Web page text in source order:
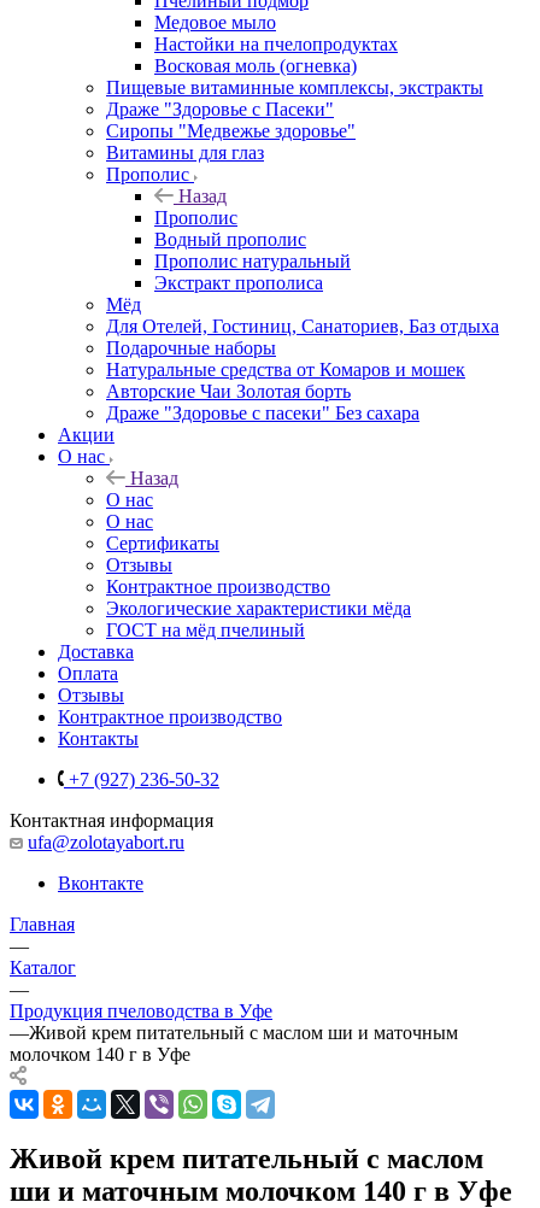
Медовое мыло
Настойки на пчелопродуктах
Восковая моль (огневка)
Пищевые витаминные комплексы, экстракты
Драже "Здоровье с Пасеки"
Сиропы "Медвежье здоровье"
Витамины для глаз
Прополис
Назад
Прополис
Водный прополис
Прополис натуральный
Экстракт прополиса
Мёд
Для Отелей, Гостиниц, Санаториев, Баз отдыха
Подарочные наборы
Натуральные средства от Комаров и мошек
Авторские Чаи Золотая борть
Драже "Здоровье с пасеки" Без сахара
Акции
О нас
Назад
О нас
О нас
Сертификаты
Отзывы
Контрактное производство
Экологические характеристики мёда
ГОСТ на мёд пчелиный
Доставка
Оплата
Отзывы
Контрактное производство
Контакты
+7 (927) 236-50-32
Контактная информация
ufa@zolotayabort.ru
Вконтакте
Главная
—
Каталог
—
Продукция пчеловодства в Уфе
—Живой крем питательный с маслом ши и маточным
молочком 140 г в Уфе
Живой крем питательный с маслом
ши и маточным молочком 140 г в Уфе